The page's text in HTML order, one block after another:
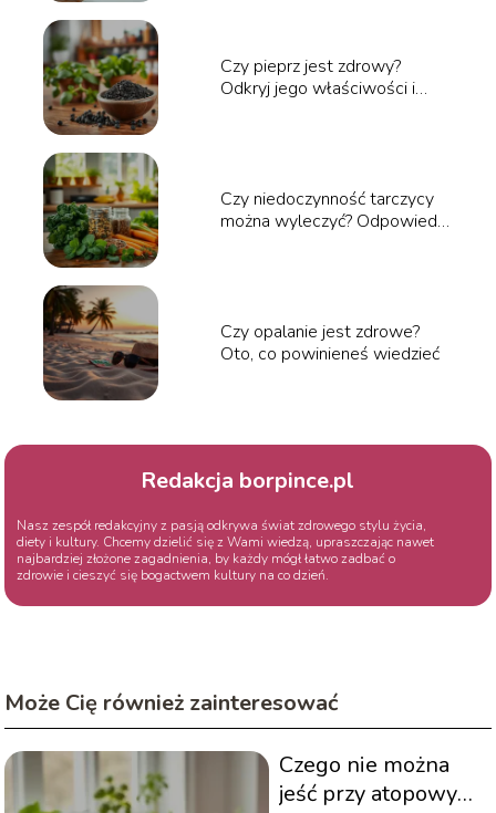
Czy pieprz jest zdrowy?
Odkryj jego właściwości i
Czy niedoczynność tarczycy
można wyleczyć? Odpowiedzi
Czy opalanie jest zdrowe?
Oto, co powinieneś wiedzieć
Redakcja borpince.pl
Nasz zespół redakcyjny z pasją odkrywa świat zdrowego stylu życia,
diety i kultury. Chcemy dzielić się z Wami wiedzą, upraszczając nawet
najbardziej złożone zagadnienia, by każdy mógł łatwo zadbać o
zdrowie i cieszyć się bogactwem kultury na co dzień.
Może Cię również zainteresować
Czego nie można
jeść przy atopowym